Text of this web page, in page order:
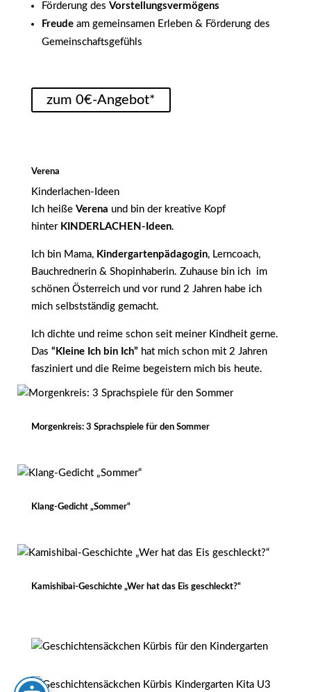
Förderung des Vorstellungsvermögens
Freudeam gemeinsamen Erleben & Förderung des
Gemeinschaftsgefühls
zum 0€-Angebot*
Verena
Kinderlachen-Ideen
Ich heiße Verena und bin der kreative Kopf
hinter KINDERLACHEN-Ideen.
Ich bin Mama, Kindergartenpädagogin, Lerncoach,
Bauchrednerin & Shopinhaberin. Zuhause bin ich im
schönen Österreich und vor rund 2 Jahren habe ich
mich selbstständig gemacht.
Ich dichte und reime schon seit meiner Kindheit gerne.
Das “Kleine Ich bin Ich” hat mich schon mit 2 Jahren
fasziniert und die Reime begeistern mich bis heute.
Morgenkreis: 3 Sprachspiele für den Sommer
Klang-Gedicht „Sommer“
Kamishibai-Geschichte „Wer hat das Eis geschleckt?“